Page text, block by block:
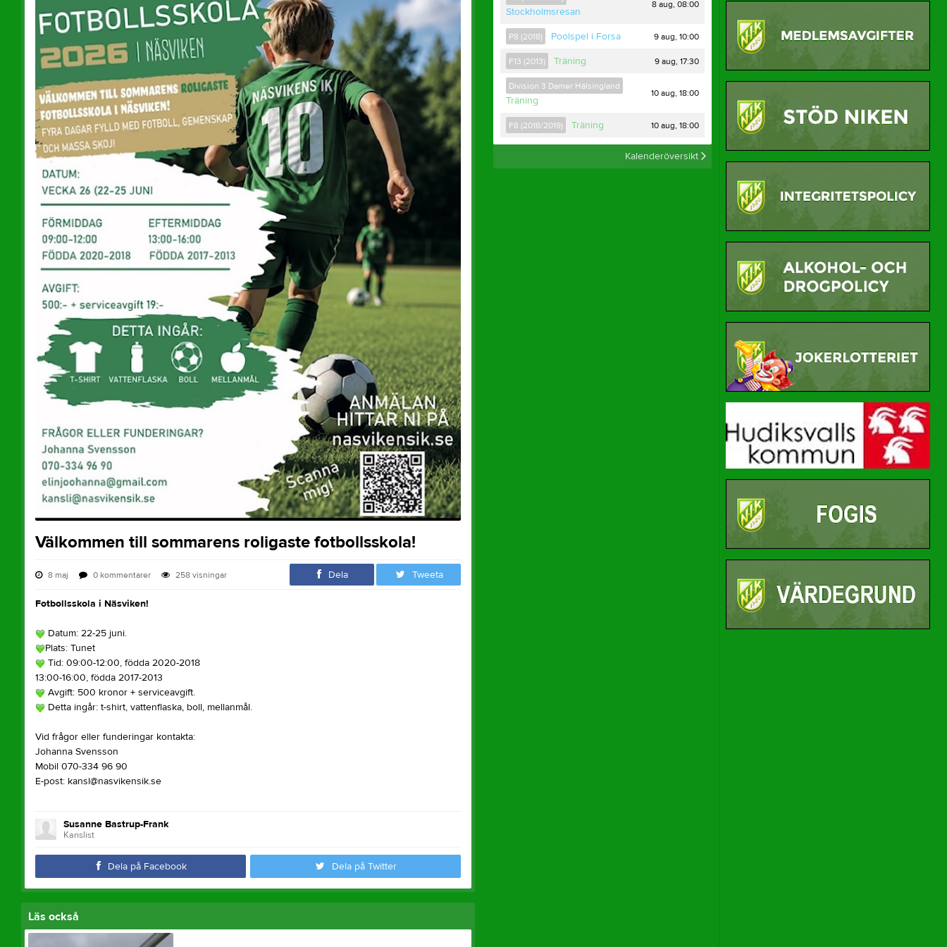
Medlemsavgifter
Välkommen till sommarens roligaste fotbollsskola!
8 maj 0 kommentarer 258visningar Dela Tweeta
Fotbollsskola i Näsviken!
Datum: 22-25 juni.
Plats: Tunet
Tid: 09:00-12:00, födda 2020-2018
13:00-16:00, födda 2017-2013
Avgift: 500 kronor + serviceavgift.
Detta ingår: t-shirt, vattenflaska, boll, mellanmål.
Vid frågor eller funderingar kontakta:
Johanna Svensson
Mobil 070-334 96 90
E-post: kansl@nasvikensik.se
Susanne Bastrup-Frank
Kanslist
Dela på Facebook Dela på Twitter
Läs också
Stockholmsresan
8 aug, 08:00
P8 (2018) Poolspel i Forsa 9 aug, 10:00
F13 (2013) Träning 9 aug, 17:30
Division 3 Damer Hälsingland
Träning
10 aug, 18:00
F8 (2018/2019) Träning 10 aug, 18:00
Kalenderöversikt